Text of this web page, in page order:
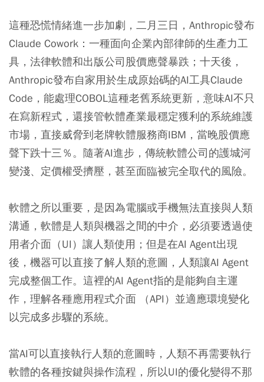
這種恐慌情緒進一步加劇，二月三日，Anthropic發布
Claude Cowork：一種面向企業內部律師的生產力工
具，法律軟體和出版公司股價應聲暴跌；十天後，
Anthropic發布自家用於生成原始碼的AI工具Claude
Code，能處理COBOL這種老舊系統更新，意味AI不只
在寫新程式，還接管軟體產業最穩定獲利的系統維護
市場，直接威脅到老牌軟體服務商IBM，當晚股價應
聲下跌十三％。隨著AI進步，傳統軟體公司的護城河
變淺、定價權受擠壓，甚至面臨被完全取代的風險。
軟體之所以重要，是因為電腦或手機無法直接與人類
溝通，軟體是人類與機器之間的中介，必須要透過使
用者介面（UI）讓人類使用；但是在AI Agent出現
後，機器可以直接了解人類的意圖，人類讓AI Agent
完成整個工作。這裡的AI Agent指的是能夠自主運
作，理解各種應用程式介面 （API）並適應環境變化
以完成多步驟的系統。
當AI可以直接執行人類的意圖時，人類不再需要執行
軟體的各種按鍵與操作流程，所以UI的優化變得不那